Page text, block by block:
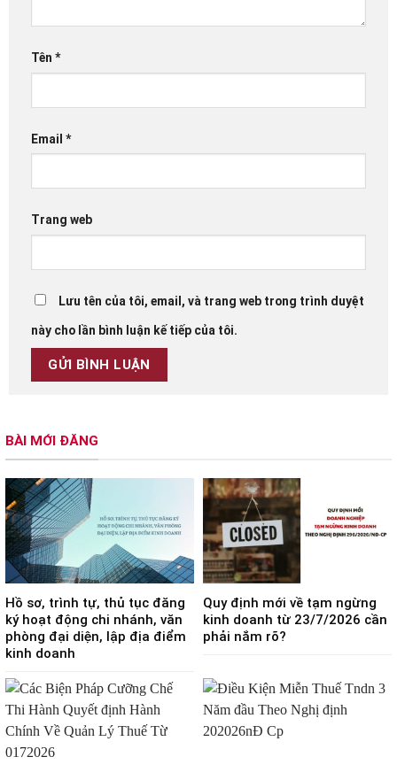
Tên *
Email *
Trang web
Lưu tên của tôi, email, và trang web trong trình duyệt
này cho lần bình luận kế tiếp của tôi.
BÀI MỚI ĐĂNG
Hồ sơ, trình tự, thủ tục đăng
ký hoạt động chi nhánh, văn
phòng đại diện, lập địa điểm
kinh doanh
Quy định mới về tạm ngừng
kinh doanh từ 23/7/2026 cần
phải nắm rõ?